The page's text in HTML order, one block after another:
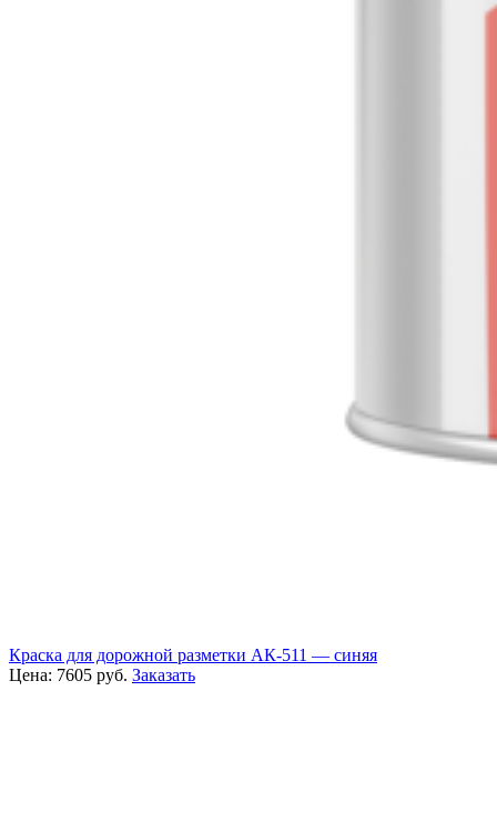
Краска для дорожной разметки АК-511 — синяя
Цена: 7605 руб. Заказать